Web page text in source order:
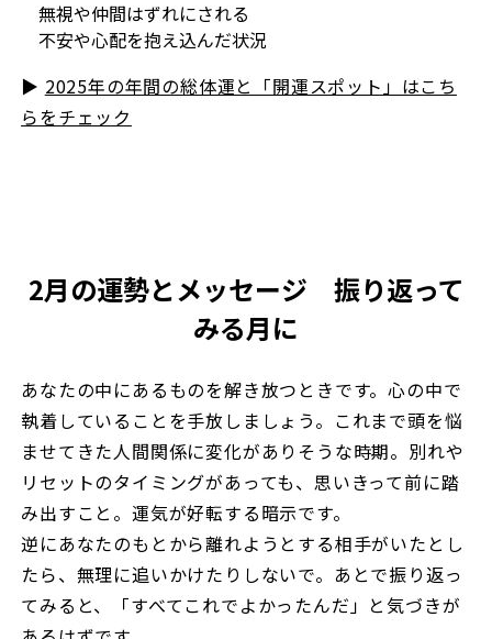
無視や仲間はずれにされる
不安や心配を抱え込んだ状況
▶︎ 2025年の年間の総体運と「開運スポット」はこち
らをチェック
2月の運勢とメッセージ 振り返って
みる月に
あなたの中にあるものを解き放つときです。心の中で
執着していることを手放しましょう。これまで頭を悩
ませてきた人間関係に変化がありそうな時期。別れや
リセットのタイミングがあっても、思いきって前に踏
み出すこと。運気が好転する暗示です。
逆にあなたのもとから離れようとする相手がいたとし
たら、無理に追いかけたりしないで。あとで振り返っ
てみると、「すべてこれでよかったんだ」と気づきが